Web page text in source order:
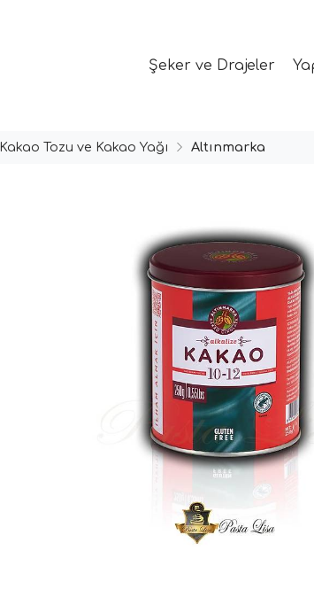
Şeker ve Drajeler
Kakao Tozu ve Kakao Yağı Altınmarka